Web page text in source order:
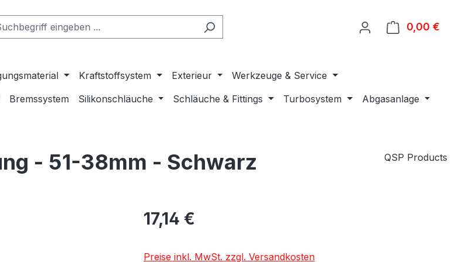
0,00 €
Kraftstoffsystem Exterieur
Werkzeuge & Service
Bremssystem Silikonschläuche Schläuche & Fittings Turbosystem Abgasanlage
- 51-38mm - Schwarz QSP Products
17,14 €
Preise inkl. MwSt. zzgl. Versandkosten